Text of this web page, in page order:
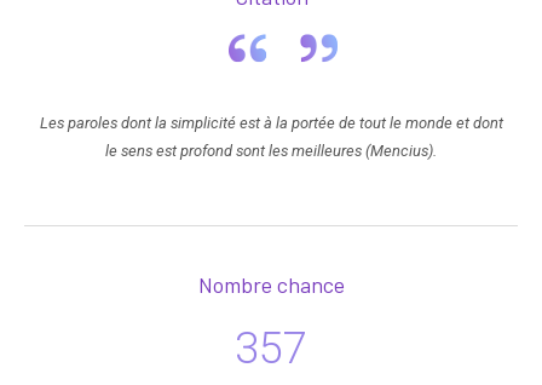
Les paroles dont la simplicité est à la portée de tout le monde et dont
le sens est profond sont les meilleures (Mencius).
Nombre chance
357